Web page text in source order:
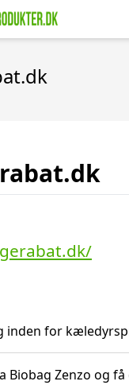
inden for
Biobag Zenzo og